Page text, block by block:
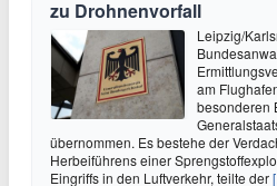
zu Drohnenvorfall
Leipzig/
am
besonderen
übernommen. Es bestehe der
Herbeiführens einer
Eingriffs in den Luftverkehr, teilte der